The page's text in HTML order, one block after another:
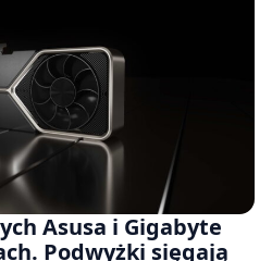
Asusa i Gigabyte
Podwyżki sięgają